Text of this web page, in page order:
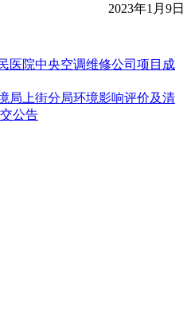
2023年1 月 9日
医院中央空调维修公司项目成
局上街分局环境影响评价及清
公告